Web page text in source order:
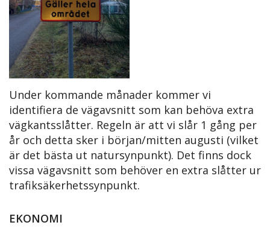
Under kommande månader kommer vi
identifiera de vägavsnitt som kan behöva extra
vägkantsslåtter. Regeln är att vi slår 1 gång per
år och detta sker i början/mitten augusti (vilket
är det bästa ut natursynpunkt). Det finns dock
vissa vägavsnitt som behöver en extra slåtter ur
trafiksäkerhetssynpunkt.
EKONOMI